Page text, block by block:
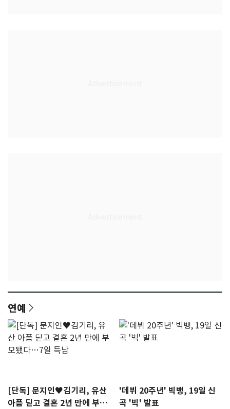
연예
[단독] 문지인♥김기리, 유산
아픔 딛고 결혼 2년 만에 부모
'데뷔 20주년' 빅뱅, 19일 신
곡 '빅' 발표